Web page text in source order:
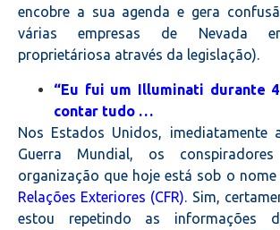
encobre a sua agenda e gera
várias empresas de Nevada
proprietáriosa através da legislação).
“Eu fui um Illuminati durante
contar tudo …
Nos Estados Unidos, imediatamente
Guerra Mundial, os
organização que hoje está sob o nome
Relações Exteriores (CFR) . Sim,
estou repetindo as informações